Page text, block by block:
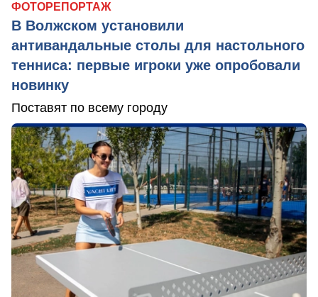
ФОТОРЕПОРТАЖ
В Волжском установили
антивандальные столы для настольного
тенниса: первые игроки уже опробовали
новинку
Поставят по всему городу